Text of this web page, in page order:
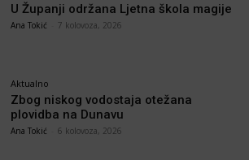
U Županji održana Ljetna škola magije
Ana Tokić 7 kolovoza, 2026
Aktualno
Zbog niskog vodostaja otežana
plovidba na Dunavu
Ana Tokić 6 kolovoza, 2026